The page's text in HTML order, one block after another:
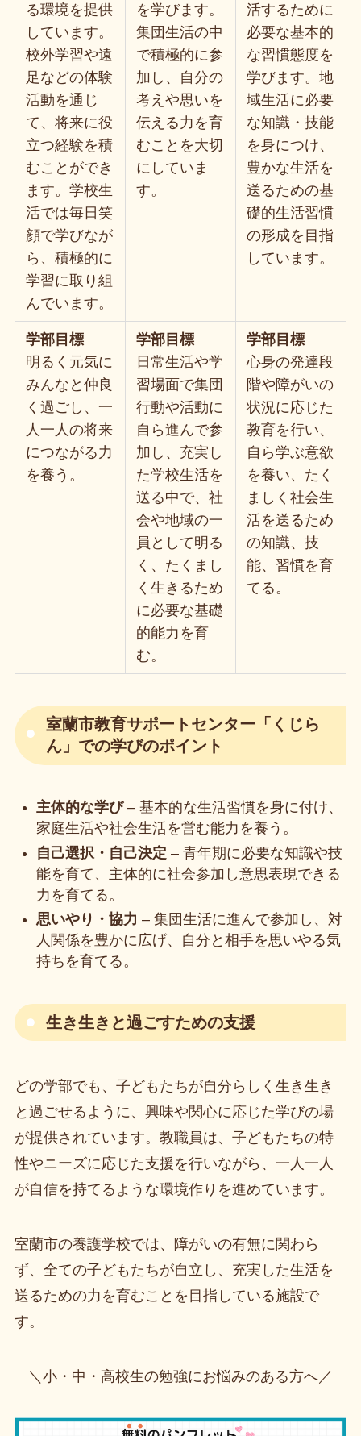
る環境を提供
しています。
校外学習や遠
足などの体験
活動を通じ
て、将来に役
立つ経験を積
むことができ
ます。学校生
活では毎日笑
顔で学びなが
ら、積極的に
学習に取り組
んでいます。
を学びます。
集団生活の中
で積極的に参
加し、自分の
考えや思いを
伝える力を育
むことを大切
にしていま
す。
活するために
必要な基本的
な習慣態度を
学びます。地
域生活に必要
な知識・技能
を身につけ、
豊かな生活を
送るための基
礎的生活習慣
の形成を目指
しています。
学部目標
明るく元気に
みんなと仲良
く過ごし、一
人一人の将来
につながる力
を養う。
学部目標
日常生活や学
習場面で集団
行動や活動に
自ら進んで参
加し、充実し
た学校生活を
送る中で、社
会や地域の一
員として明る
く、たくまし
く生きるため
に必要な基礎
的能力を育
む。
学部目標
心身の発達段
階や障がいの
状況に応じた
教育を行い、
自ら学ぶ意欲
を養い、たく
ましく社会生
活を送るため
の知識、技
能、習慣を育
てる。
室蘭市教育サポートセンター「くじら
ん」での学びのポイント
主体的な学び– 基本的な生活習慣を身に付け、
家庭生活や社会生活を営む能力を養う。
自己選択・自己決定 – 青年期に必要な知識や技
能を育て、主体的に社会参加し意思表現できる
力を育てる。
思いやり・協力 – 集団生活に進んで参加し、対
人関係を豊かに広げ、自分と相手を思いやる気
持ちを育てる。
生き生きと過ごすための支援
どの学部でも、子どもたちが自分らしく生き生き
と過ごせるように、興味や関心に応じた学びの場
が提供されています。教職員は、子どもたちの特
性やニーズに応じた支援を行いながら、一人一人
が自信を持てるような環境作りを進めています。
室蘭市の養護学校では、障がいの有無に関わら
ず、全ての子どもたちが自立し、充実した生活を
送るための力を育むことを目指している施設で
す。
＼小・中・高校生の勉強にお悩みのある方へ／